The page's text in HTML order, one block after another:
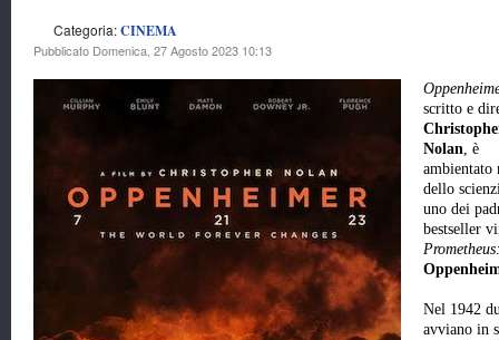
Categoria:CINEMA
Pubblicato Domenica, 27 Agosto 2023 10:13
scritto e
Nolan, è
ambientato
dello
uno dei
bestseller
Nel 1942
avviano in